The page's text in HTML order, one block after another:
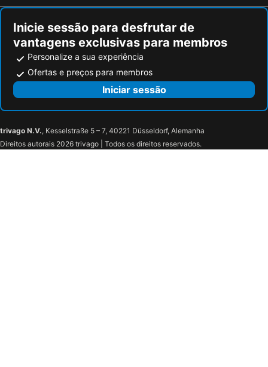
Inicie sessão para desfrutar de
vantagens exclusivas para membros
Personalize a sua experiência
Ofertas e preços para membros
Iniciar sessão
trivago N.V., Kesselstraße 5 – 7, 40221 Düsseldorf, Alemanha
Direitos autorais 2026 trivago | Todos os direitos reservados.